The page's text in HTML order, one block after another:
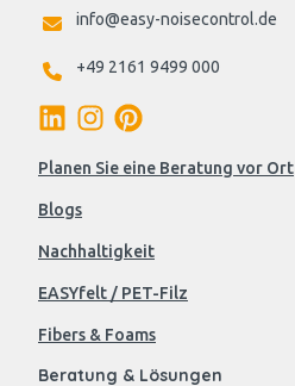
info@easy-noisecontrol.de
+49 2161 9499 000
Planen Sie eine Beratung vor Ort
Blogs
Nachhaltigkeit
EASYfelt / PET-Filz
Fibers & Foams
Beratung & Lösungen